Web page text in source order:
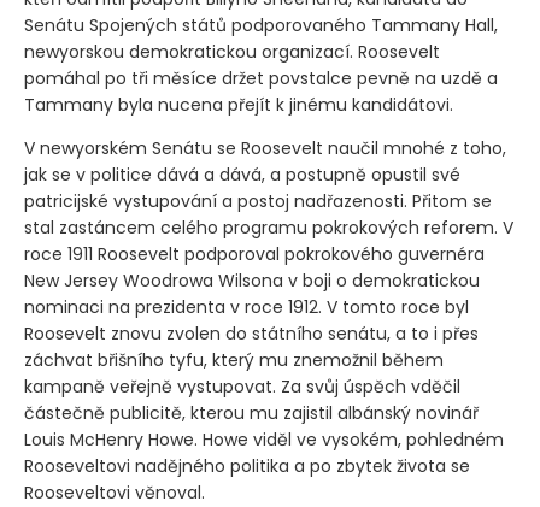
Senátu Spojených států podporovaného Tammany Hall,
newyorskou demokratickou organizací. Roosevelt
pomáhal po tři měsíce držet povstalce pevně na uzdě a
Tammany byla nucena přejít k jinému kandidátovi.
V newyorském Senátu se Roosevelt naučil mnohé z toho,
jak se v politice dává a dává, a postupně opustil své
patricijské vystupování a postoj nadřazenosti. Přitom se
stal zastáncem celého programu pokrokových reforem. V
roce 1911 Roosevelt podporoval pokrokového guvernéra
New Jersey Woodrowa Wilsona v boji o demokratickou
nominaci na prezidenta v roce 1912. V tomto roce byl
Roosevelt znovu zvolen do státního senátu, a to i přes
záchvat břišního tyfu, který mu znemožnil během
kampaně veřejně vystupovat. Za svůj úspěch vděčil
částečně publicitě, kterou mu zajistil albánský novinář
Louis McHenry Howe. Howe viděl ve vysokém, pohledném
Rooseveltovi nadějného politika a po zbytek života se
Rooseveltovi věnoval.